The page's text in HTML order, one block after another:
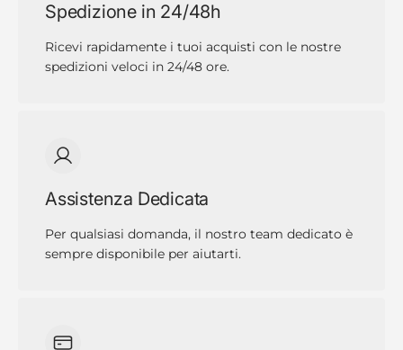
Spedizione in 24/48h
Ricevi rapidamente i tuoi acquisti con le nostre
spedizioni veloci in 24/48 ore.
Assistenza Dedicata
Per qualsiasi domanda, il nostro team dedicato è
sempre disponibile per aiutarti.